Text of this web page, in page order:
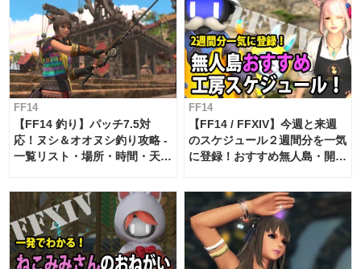
FF14
【FF14 釣り】パッチ7.5対
応！ヌシ＆オオヌシ釣り攻略 -
一覧リスト・場所・時間・天
FF14
【FF14 / FFXIV】今週と来週
のスケジュール２週間分を一気
に登録！おすすめ無人島・開拓